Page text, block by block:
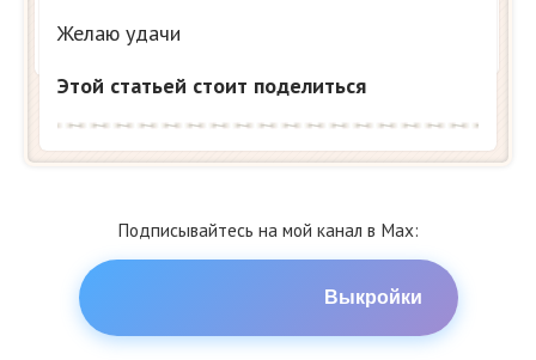
Желаю удачи
Этой статьей стоит поделиться
Подписывайтесь на мой канал в Max:
Выкройки